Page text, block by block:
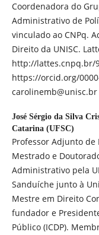
Coordenadora do
Administrativo de
vinculado ao CNPq.
Direito da UNISC.
http://lattes.cnpq.br/
https://orcid.org/
carolinemb@unisc.br
José Sérgio da Silva
Catarina (UFSC)
Professor Adjunto
Mestrado e
Administrativo pela
Sanduíche junto à
Mestre em Direito
fundador e
Público (ICDP).